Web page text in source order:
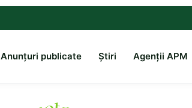
Anunțuri publicate Știri Agenții APM